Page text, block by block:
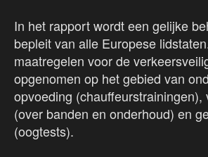
In het rapport wordt een gelijke
bepleit van alle Europese
maatregelen voor de
opgenomen op het gebied van
opvoeding (chauffeurstrainingen),
(over banden en onderhoud) en
(oogtests).